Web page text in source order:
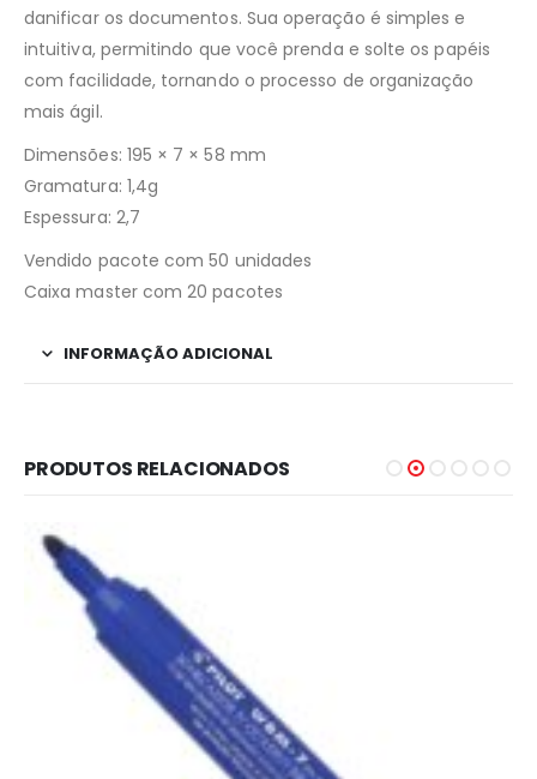
danificar os documentos. Sua operação é simples e
intuitiva, permitindo que você prenda e solte os papéis
com facilidade, tornando o processo de organização
mais ágil.
Dimensões: 195 × 7 × 58 mm
Gramatura: 1,4g
Espessura: 2,7
Vendido pacote com 50 unidades
Caixa master com 20 pacotes
INFORMAÇÃO ADICIONAL
PRODUTOS RELACIONADOS